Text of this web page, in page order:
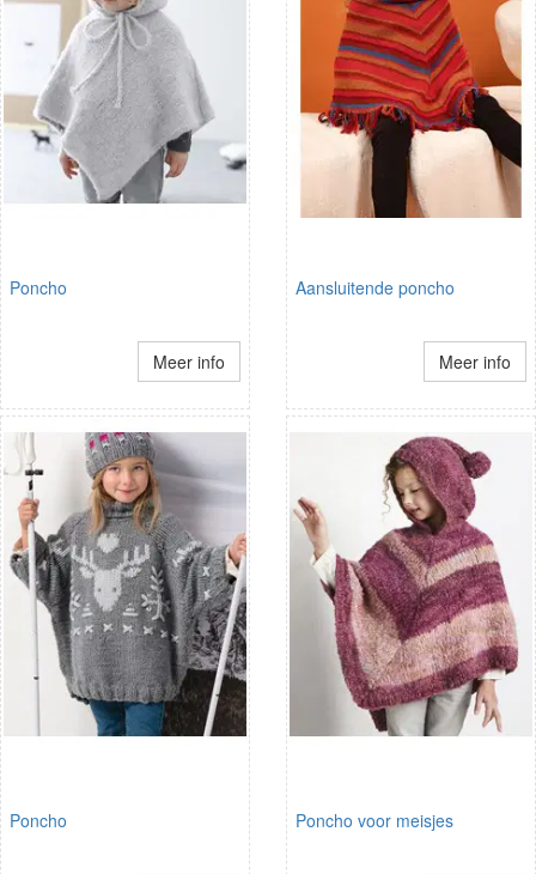
Poncho
Meer info
Aansluitende poncho
Meer info
Poncho Poncho voor meisjes